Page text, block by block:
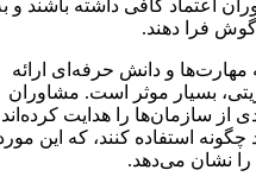
اعتماد کافی داشته باشند و
فرا دهند.
و دانش حرفه‌ای ارائه
بسیار موثر است. مشاوران
از سازمان‌ها را هدایت
استفاده کنند، که این
را نشان می‌دهد.